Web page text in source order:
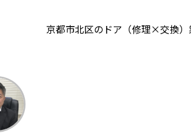
京都市北区のドア（修理×交換）